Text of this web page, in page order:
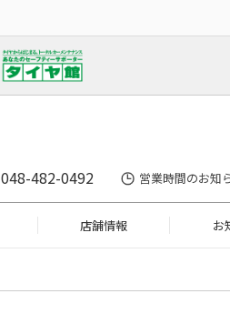
048-482-0492 営業時間のお
店舗情報 お